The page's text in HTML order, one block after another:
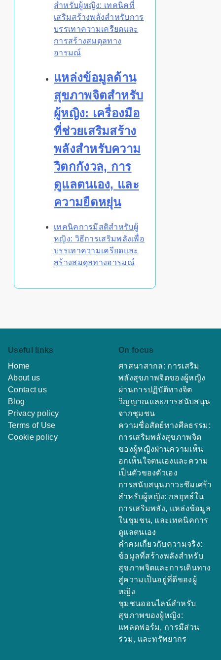
สำหรับผู้หญิง: เทคนิคที่
เสริมสร้างพลังสำหรับการ
บรรเทาความเครียดและ
การสร้างสมดุลทาง
อารมณ์
แหล่งข้อมูลด้าน
สุขภาพจิตสำหรับ
ผู้หญิง: เครื่องมือ
ที่ช่วยเสริมสร้าง
พลังสำหรับความ
วิตกกังวล, การ
ดูแลตนเอง, และ
ความยืดหยุ่น
เทคนิคการมีสติสำหรับผู้
หญิง: วิธีการเสริมพลังเพื่อ
บรรเทาความเครียดและ
สร้างสมดุลทางอารมณ์
Useful links
Home
About us
Contact us
Blog
Privacy policy
Terms of Use
Cookie policy
On focus
ศาสนาสากล: การเสริม
พลังสุขภาพจิตของผู้หญิง
ผ่านการปฏิบัติทางจิต
วิญญาณและการสนับสนุน
จากชุมชน
ความซื่อสัตย์ทางศีลธรรม:
การเสริมพลังสุขภาพจิต
ของผู้หญิงผ่านความเห็น
อกเห็นใจตนเองและความ
เป็นตัวของตัวเอง
การสนับสนุนภาวะซึมเศร้า
สำหรับผู้หญิง: กลยุทธ์ใน
การเสริมพลัง, แหล่งข้อมูล
ในชุมชน, และเทคนิคการ
ดูแลตนเอง
คำคมเกี่ยวกับความจริง:
ข้อมูลที่สร้างพลังสำหรับ
สุขภาพจิตและการเดินทาง
สู่ความเป็นอยู่ที่ดีของผู้
หญิง
ชุมชนออนไลน์สำหรับ
สุขภาพของผู้หญิง:
แพลตฟอร์ม, การมีส่วน
ร่วม, และทรัพยากร